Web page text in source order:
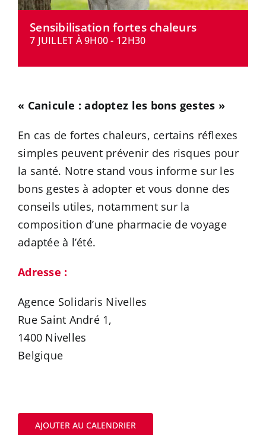
Sensibilisation fortes chaleurs
7 JUILLET À 9H00- 12H30
« Canicule : adoptez les bons gestes »
En cas de fortes chaleurs, certains réflexes
simples peuvent prévenir des risques pour
la santé. Notre stand vous informe sur les
bons gestes à adopter et vous donne des
conseils utiles, notamment sur la
composition d’une pharmacie de voyage
adaptée à l’été.
Adresse :
Agence Solidaris Nivelles
Rue Saint André 1,
1400 Nivelles
Belgique
AJOUTER AU CALENDRIER